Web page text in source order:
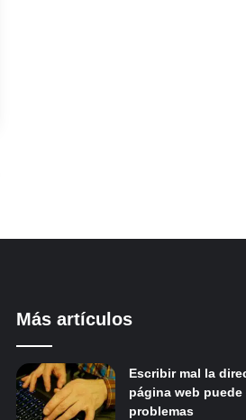
Más artículos
Escribir mal la
página web
problemas